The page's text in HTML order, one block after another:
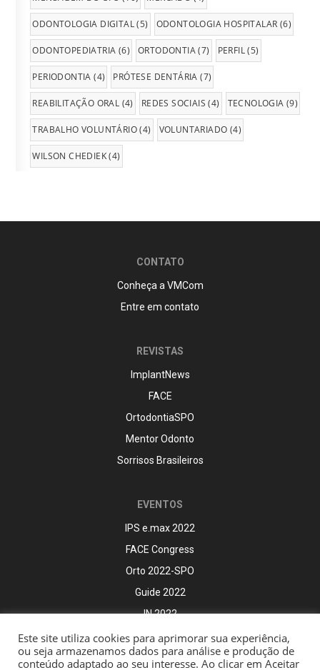
ODONTOLOGIA DIGITAL(5) ODONTOLOGIA HOSPITALAR (6)
ODONTOPEDIATRIA (6) ORTODONTIA(7) PERFIL(5)
PERIODONTIA (4) PRÓTESE DENTÁRIA (7)
REABILITAÇÃO ORAL (4) REDES SOCIAIS (4) TECNOLOGIA (9)
TRABALHO VOLUNTÁRIO(4) VOLUNTARIADO (4)
WILSON CHEDIEK(4)
CONTATO
Conheça a VMCom
Entre em contato
REVISTAS
ImplantNews
FACE
OrtodontiaSPO
Mentor Odonto
Sorrisos Brasileiros
EVENTOS
IPS e.max 2022
FACE Congress
Orto 2022-SPO
Guide 2022
IN 2022
Este site utiliza cookies para aprimorar sua experiência,
ou seja armazenamos dados para análise e produção de
conteúdo adaptado ao seu interesse. Ao clicar em Aceitar